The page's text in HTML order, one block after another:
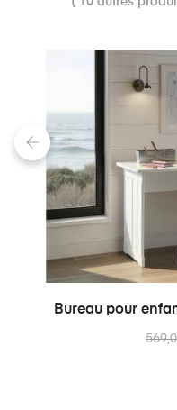
Bureau pour
Prix